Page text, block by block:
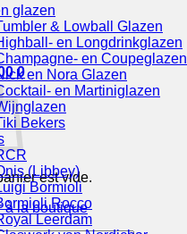
0
est vide.
à la boutique
glazen
& Lowball Glazen
en Longdrinkglazen
en Coupeglazen
en Nora Glazen
en Martiniglazen
Bekers
(Libbey)
Bormioli
Rocco
Leerdam